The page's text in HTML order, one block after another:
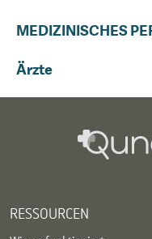
MEDIZINISCHES
Ärzte
RESSOURCEN